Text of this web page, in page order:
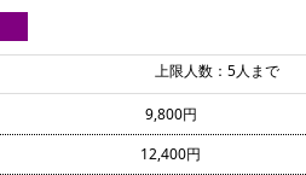
上限人数：5人まで
9,800円
12,400円